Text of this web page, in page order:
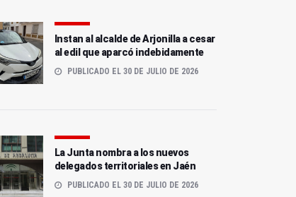
Instan al alcalde de Arjonilla a cesar
al edil que aparcó indebidamente
PUBLICADO EL 30 DE JULIO DE 2026
La Junta nombra a los nuevos
delegados territoriales en Jaén
PUBLICADO EL 30 DE JULIO DE 2026